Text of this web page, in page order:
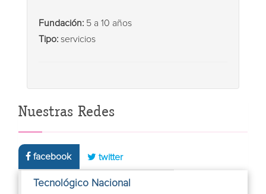
Fundación: 5 a 10 años
Tipo: servicios
Nuestras Redes
facebook twitter
Tecnológico Nacional